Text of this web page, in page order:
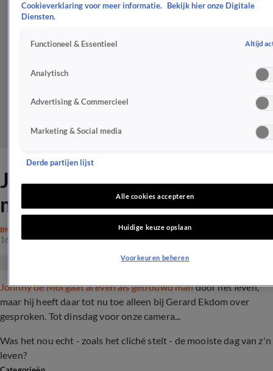
Johnny glundert over de
mooiste dag van z'n leven
BN'ERS
16 okt 2018, 22:55
Johnny de Mol gaat al even als getrouwd mandoor het leven,
maar hij heeft daar tot nu toe alleen bij Gerard Ekdom over
gesproken. Tot dinsdag voor onze camera...
Was het nou echt - zoals het cliché stelt - de mooiste dag van z'n
leven?
Cookieverklaring voor meer informatie.
Bekijk hier onze Digitale
Diensten.
Functioneel & Essentieel Altijd
Analytisch
Advertising & Commercieel
Marketing & Social media
Derde partijen lijst
Alle cookies accepteren
Huidige keuze opslaan
Voorkeuren beheren